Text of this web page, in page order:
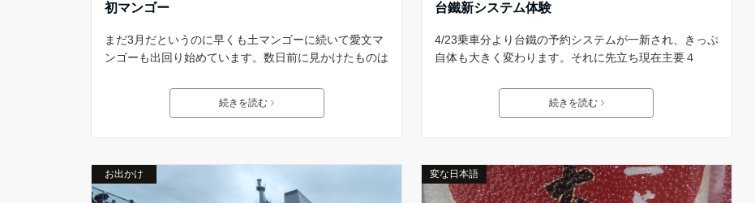
初マンゴー
まだ3月だというのに早くも土マンゴーに続いて愛文マ
ンゴーも出回り始めています。数日前に見かけたものは
続きを読む
台鐵新システム体験
4/23乗車分より台鐵の予約システムが一新され、きっぷ
自体も大きく変わります。それに先立ち現在主要４
続きを読む
お出かけ 変な日本語